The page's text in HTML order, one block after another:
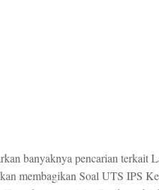
banyaknya pencarian terkait
membagikan Soal UTS IPS